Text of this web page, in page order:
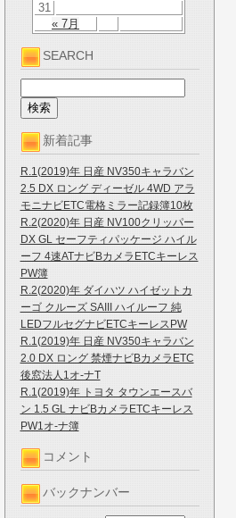
« 7月
31
SEARCH
新着記事
R.1(2019)年 日産 NV350キャラバン
2.5 DX ロング ディーゼル 4WD アラ
モニナビETC電格ミラー記録簿10枚
R.2(2020)年 日産 NV100クリッパー
DX GL セーフティパッケージ ハイル
ーフ 4速ATナビBカメラETCキーレス
PW簿
R.2(2020)年 ダイハツ ハイゼットカ
ーゴ クルーズ SAIII ハイルーフ 純
LEDフルセグナビETCキーレスPW
R.1(2019)年 日産 NV350キャラバン
2.0 DX ロング 禁煙ナビBカメラETC
後窓法人1オ-ナT
R.1(2019)年 トヨタ タウンエースバ
ン 1.5 GL ナビBカメラETCキーレス
PW1オ-ナ簿
コメント
バックナンバー